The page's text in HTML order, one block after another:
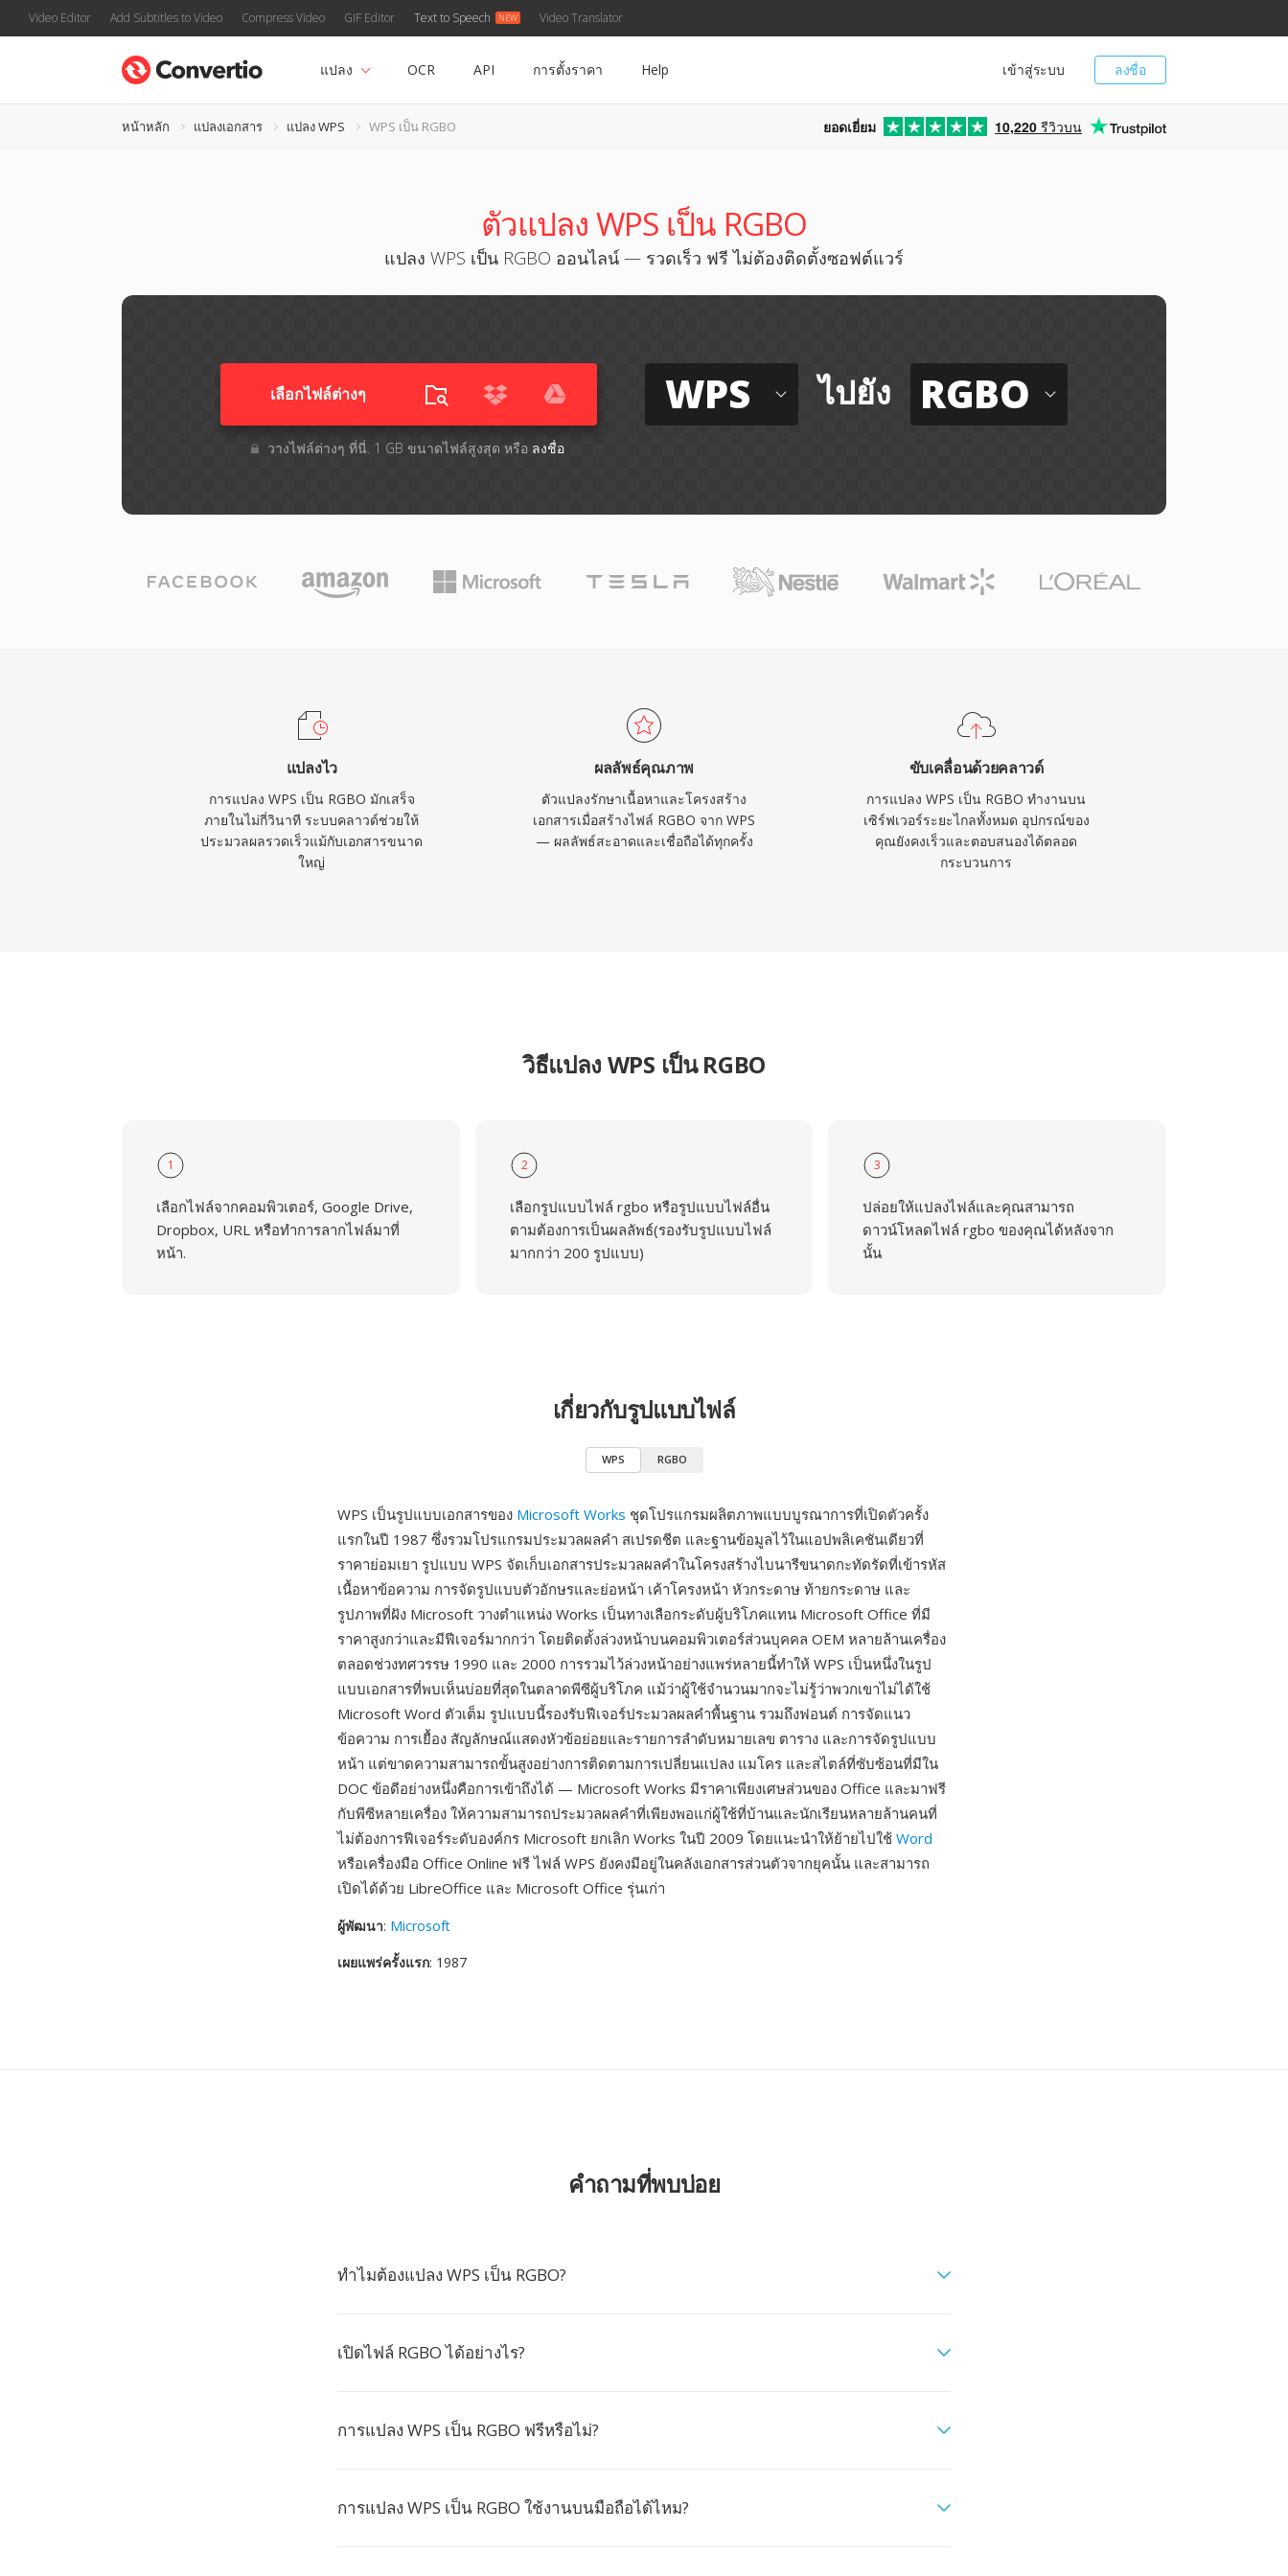
Video Editor Add Subtitles to Video Compress Video GIF Editor Text to Speech Video Translator
ลงชื่อ
เข้าสู่ระบบ
แปลง OCR API การตั้งราคา Help
หน้าหลัก แปลงเอกสาร แปลง WPS WPS เป็น RGBO ยอดเยี่ยม 10,220 รีวิวบน
ตัวแปลง WPS เป็น RGBO
แปลง WPS เป็น RGBO ออนไลน์ — รวดเร็ว ฟรี ไม่ต้องติดตั้งซอฟต์แวร์
เลือกไฟล์ต่างๆ​
วางไฟล์ต่างๆ​ ที่นี่. 1 GB ขนาดไฟล์สูงสุด หรือ ลงชื่อ
WPS ไปยัง RGBO
แปลงไว
การแปลง WPS เป็น RGBO มักเสร็จ
ภายในไม่กี่วินาที ระบบคลาวด์ช่วยให้
ประมวลผลรวดเร็วแม้กับเอกสารขนาด
ใหญ่
ผลลัพธ์คุณภาพ
ตัวแปลงรักษาเนื้อหาและโครงสร้าง
เอกสารเมื่อสร้างไฟล์ RGBO จาก WPS
— ผลลัพธ์สะอาดและเชื่อถือได้ทุกครั้ง
ขับเคลื่อนด้วยคลาวด์
การแปลง WPS เป็น RGBO ทำงานบน
เซิร์ฟเวอร์ระยะไกลทั้งหมด อุปกรณ์ของ
คุณยังคงเร็วและตอบสนองได้ตลอด
กระบวนการ
วิธีแปลง WPS เป็น RGBO
1
เลือกไฟล์จากคอมพิวเตอร์, Google Drive,
Dropbox, URL หรือทำการลากไฟล์มาที่
หน้า.
2
เลือกรูปแบบไฟล์ rgbo หรือรูปแบบไฟล์อื่น
ตามต้องการเป็นผลลัพธ์(รองรับรูปแบบไฟล์
มากกว่า 200 รูปแบบ)
3
ปล่อยให้แปลงไฟล์และคุณสามารถ
ดาวน์โหลดไฟล์ rgbo ของคุณได้หลังจาก
นั้น
เกี่ยวกับรูปแบบไฟล์
WPS RGBO
WPS เป็นรูปแบบเอกสารของ Microsoft Works ชุดโปรแกรมผลิตภาพแบบบูรณาการที่เปิดตัวครั้ง
แรกในปี 1987 ซึ่งรวมโปรแกรมประมวลผลคำ สเปรดชีต และฐานข้อมูลไว้ในแอปพลิเคชันเดียวที่
ราคาย่อมเยา รูปแบบ WPS จัดเก็บเอกสารประมวลผลคำในโครงสร้างไบนารีขนาดกะทัดรัดที่เข้ารหัส
เนื้อหาข้อความ การจัดรูปแบบตัวอักษรและย่อหน้า เค้าโครงหน้า หัวกระดาษ ท้ายกระดาษ และ
รูปภาพที่ฝัง Microsoft วางตำแหน่ง Works เป็นทางเลือกระดับผู้บริโภคแทน Microsoft Office ที่มี
ราคาสูงกว่าและมีฟีเจอร์มากกว่า โดยติดตั้งล่วงหน้าบนคอมพิวเตอร์ส่วนบุคคล OEM หลายล้านเครื่อง
ตลอดช่วงทศวรรษ 1990 และ 2000 การรวมไว้ล่วงหน้าอย่างแพร่หลายนี้ทำให้ WPS เป็นหนึ่งในรูป
แบบเอกสารที่พบเห็นบ่อยที่สุดในตลาดพีซีผู้บริโภค แม้ว่าผู้ใช้จำนวนมากจะไม่รู้ว่าพวกเขาไม่ได้ใช้
Microsoft Word ตัวเต็ม รูปแบบนี้รองรับฟีเจอร์ประมวลผลคำพื้นฐาน รวมถึงฟอนต์ การจัดแนว
ข้อความ การเยื้อง สัญลักษณ์แสดงหัวข้อย่อยและรายการลำดับหมายเลข ตาราง และการจัดรูปแบบ
หน้า แต่ขาดความสามารถขั้นสูงอย่างการติดตามการเปลี่ยนแปลง แมโคร และสไตล์ที่ซับซ้อนที่มีใน
DOC ข้อดีอย่างหนึ่งคือการเข้าถึงได้ — Microsoft Works มีราคาเพียงเศษส่วนของ Office และมาฟรี
กับพีซีหลายเครื่อง ให้ความสามารถประมวลผลคำที่เพียงพอแก่ผู้ใช้ที่บ้านและนักเรียนหลายล้านคนที่
ไม่ต้องการฟีเจอร์ระดับองค์กร Microsoft ยกเลิก Works ในปี 2009 โดยแนะนำให้ย้ายไปใช้ Word
หรือเครื่องมือ Office Online ฟรี ไฟล์ WPS ยังคงมีอยู่ในคลังเอกสารส่วนตัวจากยุคนั้น และสามารถ
เปิดได้ด้วย LibreOffice และ Microsoft Office รุ่นเก่า
ผู้พัฒนา: Microsoft
เผยแพร่ครั้งแรก: 1987
คำถามที่พบบ่อย
ทำไมต้องแปลง WPS เป็น RGBO?
เปิดไฟล์ RGBO ได้อย่างไร?
การแปลง WPS เป็น RGBO ฟรีหรือไม่?
การแปลง WPS เป็น RGBO ใช้งานบนมือถือได้ไหม?